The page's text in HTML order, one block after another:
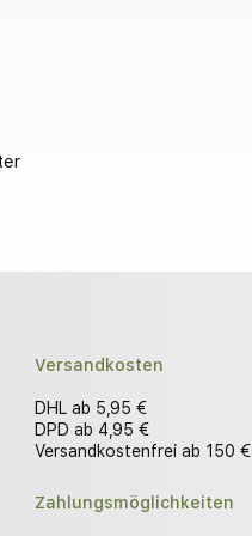
Versandkosten
DHL ab 5,95 €
DPD ab 4,95 €
Versandkostenfrei ab 150 €
Zahlungsmöglichkeiten